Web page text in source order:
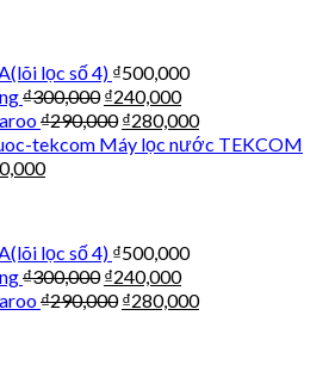
lọc số 4) ₫500,000
₫300,000 ₫240,000
₫290,000 ₫280,000
Máy lọc nước TEKCOM
lọc số 4) ₫500,000
₫300,000 ₫240,000
₫290,000 ₫280,000